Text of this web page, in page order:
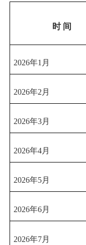
时 间
2026年1 月
2026年2 月
2026年3月
2026年4月
2026年5月
2026年6月
2026年7月